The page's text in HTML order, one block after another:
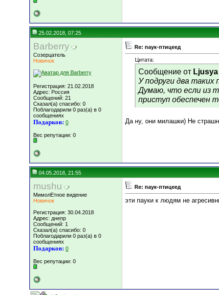
25.02.2018, 07:25
Barberry
Созерцатель
Новичок
Регистрация: 21.02.2018
Адрес: Россия
Сообщений: 21
Сказал(а) спасибо: 0
Поблагодарили 0 раз(а) в 0
сообщениях
Подарков: 0
Вес репутации: 0
Re: паук-птицеед
Цитата:
Сообщение от Ljusya
У подруги два таких
Думаю, что если из
приступ обеспечен
Да ну, они милашки) Не
04.05.2018, 21:55
mushu
МимолЕтное видение
Новичок
Регистрация: 30.04.2018
Адрес: днепр
Сообщений: 1
Сказал(а) спасибо: 0
Поблагодарили 0 раз(а) в 0
сообщениях
Подарков: 0
Вес репутации: 0
Re: паук-птицеед
эти пауки к людям не